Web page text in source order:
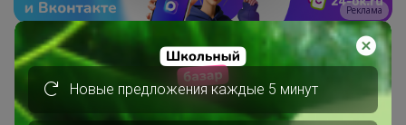
Реклама
Главная
Джилка
СП46 СИМА-ЛЕНД: НЕСКУЧНЫЕ...
Новые предложения каждые 5 минут